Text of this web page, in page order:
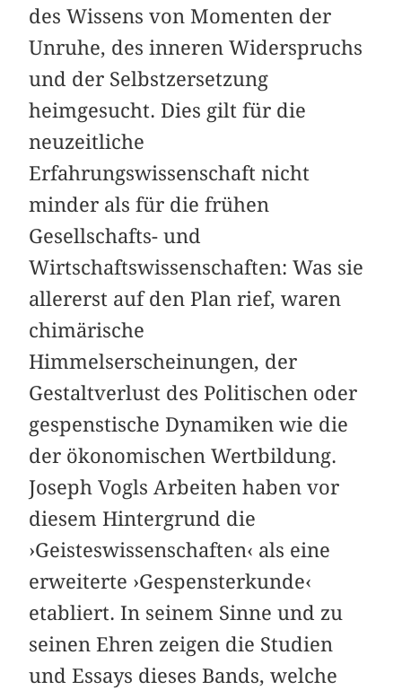
des Wissens von Momenten der
Unruhe, des inneren Widerspruchs
und der Selbstzersetzung
heimgesucht. Dies gilt für die
neuzeitliche
Erfahrungswissenschaft nicht
minder als für die frühen
Gesellschafts- und
Wirtschaftswissenschaften: Was sie
allererst auf den Plan rief, waren
chimärische
Himmelserscheinungen, der
Gestaltverlust des Politischen oder
gespenstische Dynamiken wie die
der ökonomischen Wertbildung.
Joseph Vogls Arbeiten haben vor
diesem Hintergrund die
›Geisteswissenschaften‹ als eine
erweiterte ›Gespensterkunde‹
etabliert. In seinem Sinne und zu
seinen Ehren zeigen die Studien
und Essays dieses Bands, welche